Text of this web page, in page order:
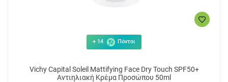
+ 14 Πόντοι
Vichy Capital Soleil Mattifying Face Dry Touch SPF50+
Αντιηλιακή Κρέμα Προσώπου 50ml